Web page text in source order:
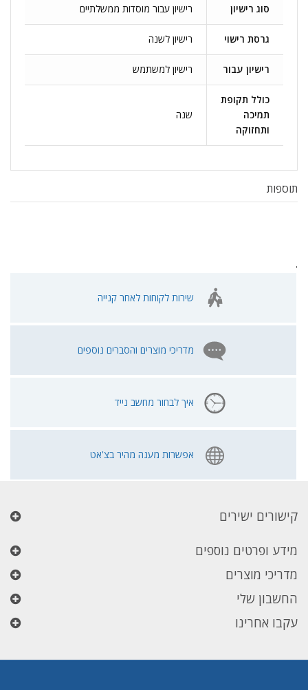
סוג רישיון רישיון עבור מוסדות ממשלתיים
גרסת רישוי רישיון לשנה
רישיון עבור רישיון למשתמש
כולל תקופת
תמיכה
ותחזוקה
שנה
תוספות
.
שירות לקוחות לאחר קנייה
מדריכי מוצרים והסברים נוספים
איך לבחור מחשב נייד
אפשרות מענה מהיר בצ'אט
קישורים ישירים
מידע ופרטים נוספים
מדריכי מוצרים
החשבון שלי
עקבו אחרינו